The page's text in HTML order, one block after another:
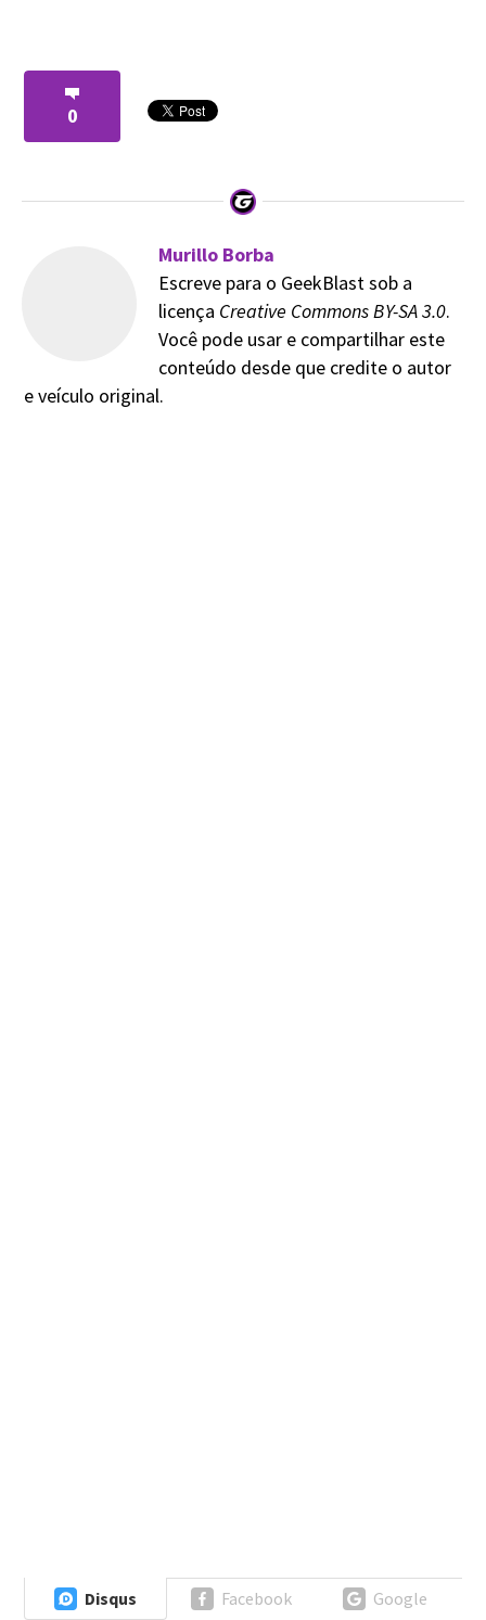
0
Murillo Borba
Escreve para o GeekBlast sob a
licença Creative Commons BY-SA 3.0.
Você pode usar e compartilhar este
conteúdo desde que credite o autor
e veículo original.
Disqus Facebook Google